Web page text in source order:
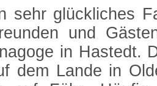
sehr glückliches
und
in Hastedt.
dem Lande in